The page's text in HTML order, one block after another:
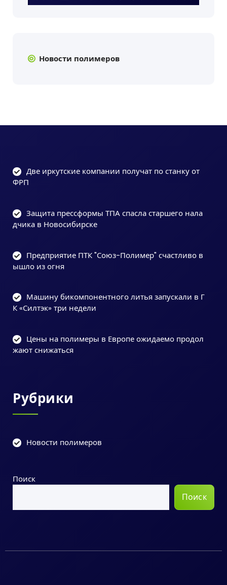
Новости полимеров
Две иркутские компании получат по станку от
ФРП
Защита прессформы ТПА спасла старшего нала
дчика в Новосибирске
Предприятие ПТК "Союз-Полимер" счастливо в
ышло из огня
Машину бикомпонентного литья запускали в Г
К «Силтэк» три недели
Цены на полимеры в Европе ожидаемо продол
жают снижаться
Рубрики
Новости полимеров
Поиск
Поиск